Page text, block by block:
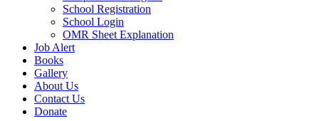
School Registration
School Login
OMR Sheet Explanation
Job Alert
Books
Gallery
About Us
Contact Us
Donate